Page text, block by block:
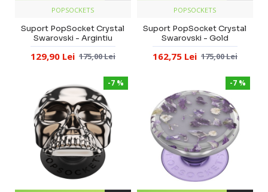
POPSOCKETS
Suport PopSocket Crystal
Swarovski - Argintiu
129,90 Lei 175,00 Lei
POPSOCKETS
Suport PopSocket Crystal
Swarovski - Gold
162,75 Lei 175,00 Lei
-7 % -7 %